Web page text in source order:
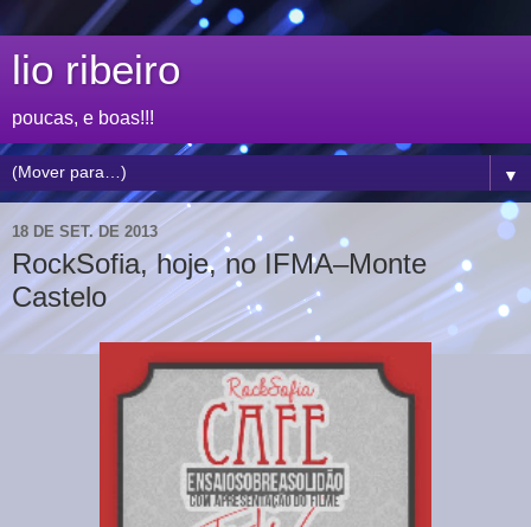
lio ribeiro
poucas, e boas!!!
▼
18 DE SET. DE 2013
RockSofia, hoje, no IFMA–Monte
Castelo